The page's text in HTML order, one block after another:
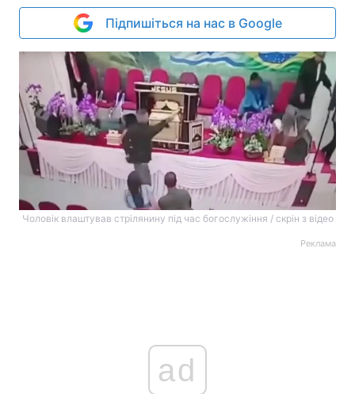
Підпишіться на нас в Google
Чоловік влаштував стрілянину під час богослужіння / скрін з відео
Реклама
ad